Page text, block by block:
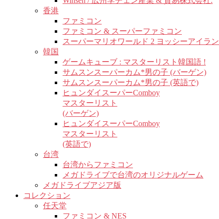
香港
ファミコン
ファミコン & スーパーファミコン
スーパーマリオワールド 2 ヨッシーアイラ
韓国
ゲームキューブ : マスターリスト韓国語 !
サムスンスーパーカム*男の子 (バーゲン)
サムスンスーパーカム*男の子 (英語で)
ヒュンダイスーパーComboy
マスターリスト
(バーゲン)
ヒュンダイスーパーComboy
マスターリスト
(英語で)
台湾
台湾からファミコン
メガドライブで台湾のオリジナルゲーム
メガドライブアジア版
コレクション
任天堂
ファミコン & NES